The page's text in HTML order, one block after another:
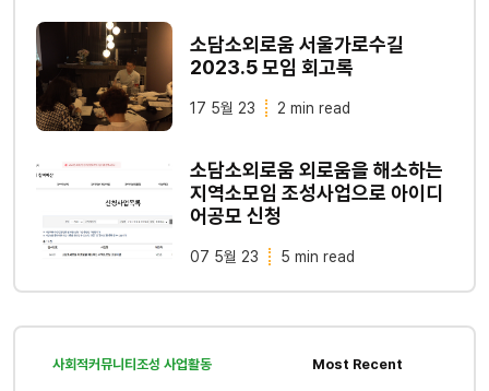
소담소외로움 서울가로수길
2023.5 모임 회고록
17 5월 23 2 min read
소담소외로움 외로움을 해소하는
지역소모임 조성사업으로 아이디
어공모 신청
07 5월 23 5 min read
사회적커뮤니티조성 사업활동 Most Recent